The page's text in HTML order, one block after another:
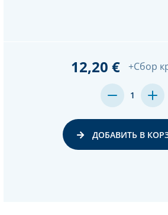
12,20 € +Сбор
MENGE
VON
UNDEFINED
1 VON
ДОБАВИТЬ В